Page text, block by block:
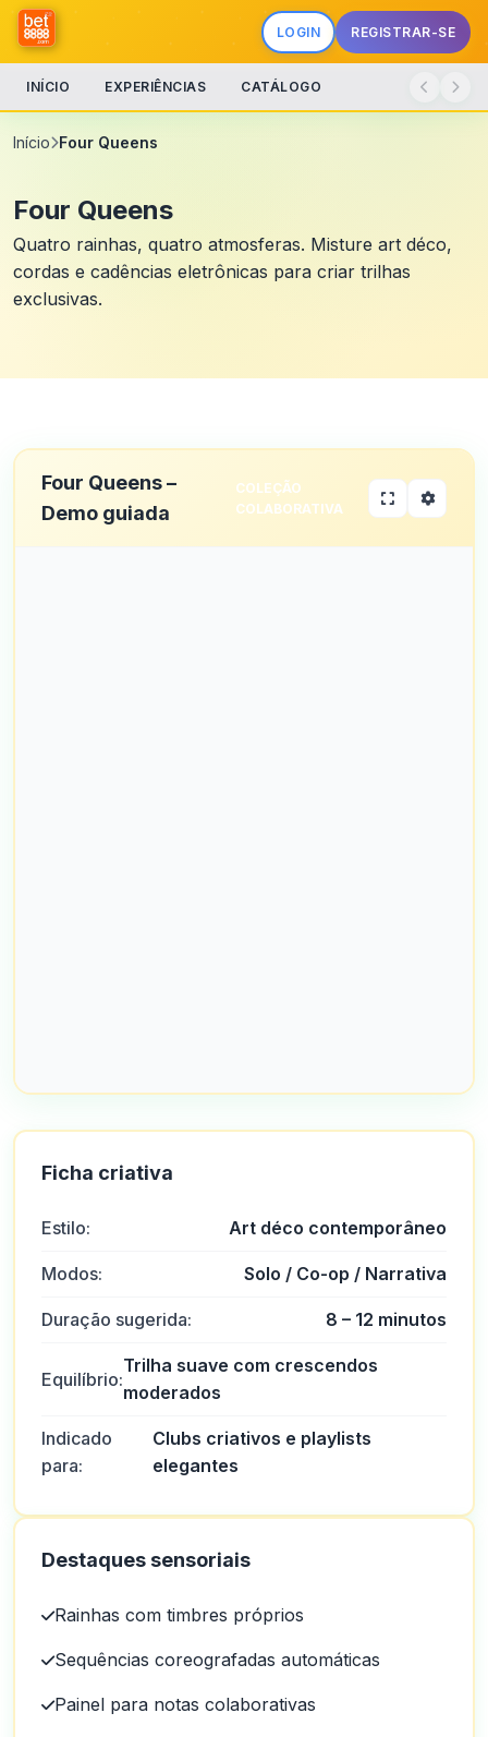
LOGIN REGISTRAR-SE
INÍCIO EXPERIÊNCIAS CATÁLOGO
Início Four Queens
Four Queens
Quatro rainhas, quatro atmosferas. Misture art déco,
cordas e cadências eletrônicas para criar trilhas
exclusivas.
Four Queens –
Demo guiada
COLEÇÃO
COLABORATIVA
Ficha criativa
Estilo: Art déco contemporâneo
Modos: Solo / Co-op / Narrativa
Duração sugerida: 8 – 12 minutos
Equilíbrio:
Trilha suave com crescendos
moderados
Indicado
para:
Clubs criativos e playlists
elegantes
Destaques sensoriais
Rainhas com timbres próprios
Sequências coreografadas automáticas
Painel para notas colaborativas